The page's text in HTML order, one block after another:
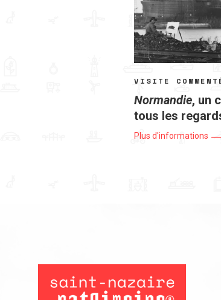
VISITE
Normandie, un
tous les
Plus d'informations